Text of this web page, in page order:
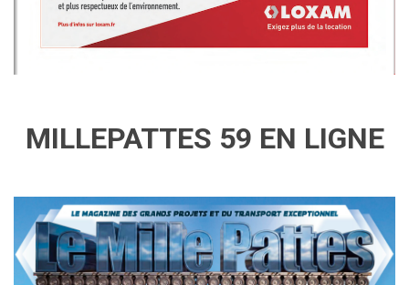
MILLEPATTES 59 EN LIGNE